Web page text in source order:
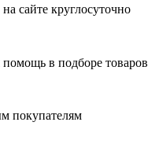
сайте круглосуточно
в подборе товаров
покупателям